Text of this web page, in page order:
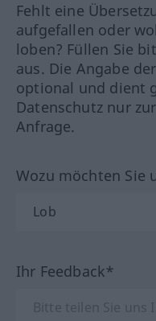
Fehlt eine
aufgefallen oder
loben? Füllen Sie
aus. Die Angabe
optional und dient
Datenschutz nur
Anfrage.
Wozu möchten Sie
Ihr Feedback*